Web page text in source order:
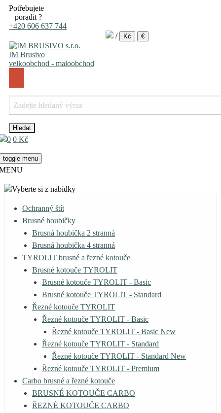
Potřebujete
poradit ?
+420 606 637 744
/
Kč €
IM Brusivo
velkoobchod - maloobchod
0 0 Kč
toggle menu
Vyberte si z nabídky
Ochranný štít
Brusné houbičky
Brusná houbička 2 stranná
Brusná houbička 4 stranná
TYROLIT brusné a řezné kotouče
Brusné kotouče TYROLIT
Brusné kotouče TYROLIT - Basic
Brusné kotouče TYROLIT - Standard
Řezné kotouče TYROLIT
Řezné kotouče TYROLIT - Basic
Řezné kotouče TYROLIT - Basic New
Řezné kotouče TYROLIT - Standard
Řezné kotouče TYROLIT - Standard New
Řezné kotouče TYROLIT - Premium
Carbo brusné a řezné kotouče
BRUSNÉ KOTOUČE CARBO
ŘEZNÉ KOTOUČE CARBO